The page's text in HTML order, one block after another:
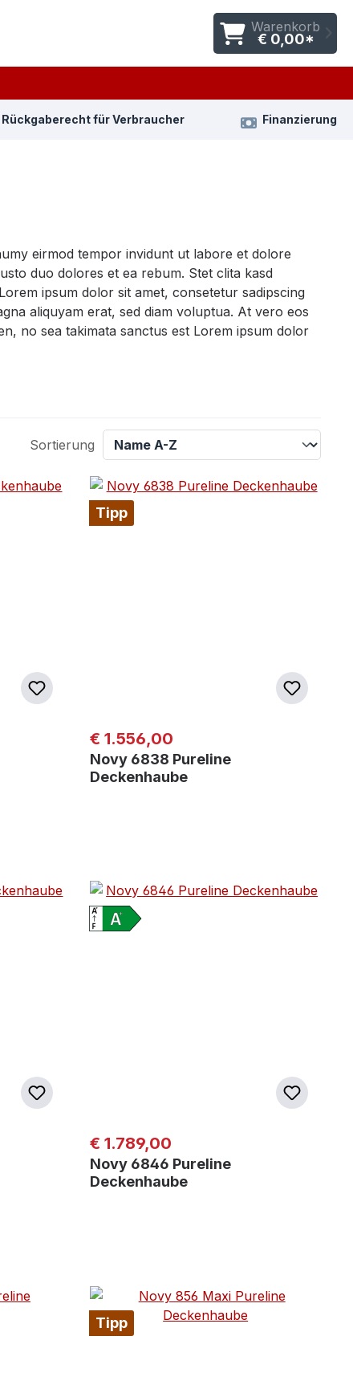
Warenkorb
€ 0,00*
Rückgaberecht für Verbraucher Finanzierung
eirmod tempor invidunt ut labore et dolore
duo dolores et ea rebum. Stet clita kasd
ipsum dolor sit amet, consetetur sadipscing
aliquyam erat, sed diam voluptua. At vero eos
no sea takimata sanctus est Lorem ipsum dolor
Sortierung
Tipp
Regulärer Preis:
€ 1.556,00
Novy 6838 Pureline
Deckenhaube
Regulärer Preis:
€ 1.789,00
Novy 6846 Pureline
Deckenhaube
Tipp